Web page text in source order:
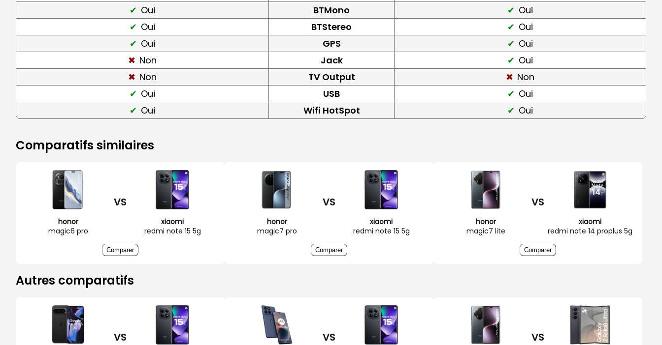
Oui
BTMono
Oui
Oui
BTStereo
Oui
Oui
GPS
Oui
Non
Jack
Oui
Non
TV Output
Non
Oui
USB
Oui
Oui
Wifi HotSpot Oui
Comparatifs similaires
honor
magic6 pro
VS
xiaomi
redmi note 15 5g
Comparer
honor
magic7 pro
VS
xiaomi
redmi note 15 5g
Comparer
honor
magic7 lite
VS
xiaomi
redmi note 14 proplus 5g
Comparer
Autres comparatifs
VS VS VS